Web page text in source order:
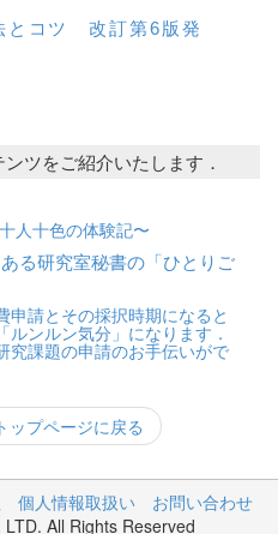
ツをご紹介いたします．
人十色の体験記〜
る研究室秘書の「ひとりご
申請とその採択時期になると
ルンルン気分」になります．
究課題の申請のお手伝いがで
ップページに戻る
個人情報取扱い
お問い合わせ
All Rights Reserved